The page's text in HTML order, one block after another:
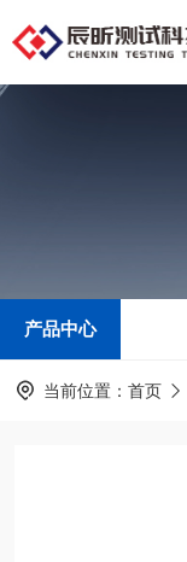
产品中心
当前位置： 首页